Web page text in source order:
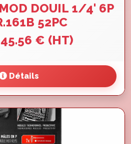
DOUIL 1/4' 6P
52PC
€ (HT)
Détails